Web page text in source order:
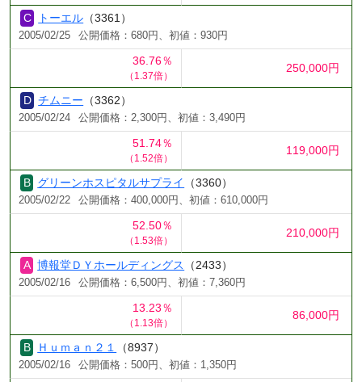
トーエル （3361）
2005/02/25 公開価格：680円、初値：930円
36.76％
（1.37倍）
250,000円
チムニー （3362）
2005/02/24 公開価格：2,300円、初値：3,490円
51.74％
（1.52倍）
119,000円
グリーンホスピタルサプライ （3360）
2005/02/22 公開価格：400,000円、初値：610,000円
52.50％
（1.53倍）
210,000円
博報堂ＤＹホールディングス （2433）
2005/02/16 公開価格：6,500円、初値：7,360円
13.23％
（1.13倍）
86,000円
Ｈｕｍａｎ２１ （8937）
2005/02/16 公開価格：500円、初値：1,350円